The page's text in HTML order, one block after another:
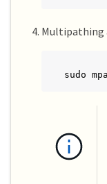
Multipathing
sudo